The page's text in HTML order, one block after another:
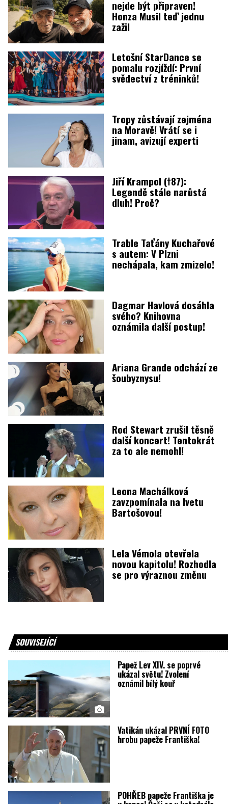
nejde být připraven!
Honza Musil teď jednu
zažil
Letošní StarDance se
pomalu rozjíždí: První
svědectví z tréninků!
Tropy zůstávají zejména
na Moravě! Vrátí se i
jinam, avizují experti
Jiří Krampol (†87):
Legendě stále narůstá
dluh! Proč?
Trable Taťány Kuchařové
s autem: V Plzni
nechápala, kam zmizelo!
Dagmar Havlová dosáhla
svého? Knihovna
oznámila další postup!
Ariana Grande odchází ze
šoubyznysu!
Rod Stewart zrušil těsně
další koncert! Tentokrát
za to ale nemohl!
Leona Machálková
zavzpomínala na Ivetu
Bartošovou!
Lela Vémola otevřela
novou kapitolu! Rozhodla
se pro výraznou změnu
SOUVISEJÍCÍ
Papež Lev XIV. se poprvé
ukázal světu! Zvolení
oznámil bílý kouř
Vatikán ukázal PRVNÍ FOTO
hrobu papeže Františka!
POHŘEB papeže Františka je